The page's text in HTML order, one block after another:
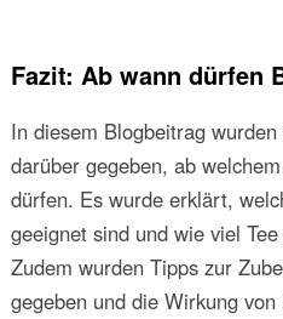
Fazit: Ab wann dürfen
In diesem Blogbeitrag
darüber gegeben, ab
dürfen. Es wurde erklärt,
geeignet sind und wie viel
Zudem wurden Tipps zur
gegeben und die Wirkung